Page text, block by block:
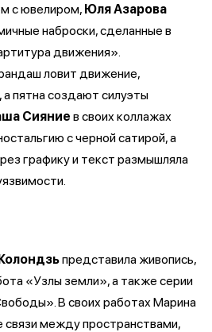
с ювелиром, Юля Азарова
наброски, сделанные в
движения».
ловит движение,
пятна создают силуэты
Сияние в своих коллажах
с черной сатирой, а
графику и текст размышляла
представила живопись,
«Узлы земли», а также серии
В своих работах Марина
связи между пространствами,